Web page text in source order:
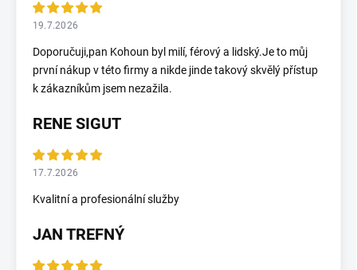
19.7.2026
Doporučuji,pan Kohoun byl milí, férový a lidský.Je to můj
první nákup v této firmy a nikde jinde takový skvělý přístup
k zákazníkům jsem nezažila.
RENE SIGUT
17.7.2026
Kvalitní a profesionální služby
JAN TREFNÝ